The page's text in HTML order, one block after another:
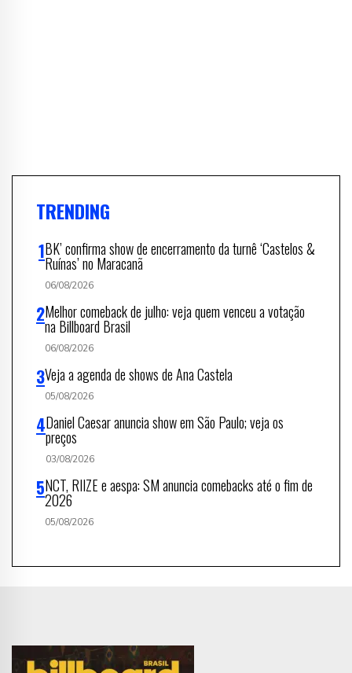
TRENDING
BK’ confirma show de encerramento da turnê ‘Castelos &
Ruínas’ no Maracanã
06/08/2026
Melhor comeback de julho: veja quem venceu a votação
na Billboard Brasil
06/08/2026
Veja a agenda de shows de Ana Castela
05/08/2026
Daniel Caesar anuncia show em São Paulo; veja os
preços
03/08/2026
NCT, RIIZE e aespa: SM anuncia comebacks até o fim de
2026
05/08/2026